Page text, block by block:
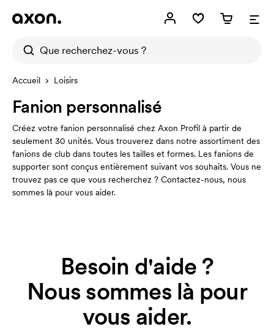
Accueil Loisirs
Fanion personnalisé
Créez votre fanion personnalisé chez Axon Profil à partir de
seulement 30 unités. Vous trouverez dans notre assortiment des
fanions de club dans toutes les tailles et formes. Les fanions de
supporter sont conçus entièrement suivant vos souhaits. Vous ne
trouvez pas ce que vous recherchez ? Contactez-nous, nous
sommes là pour vous aider.
Besoin d'aide ?
Nous sommes là pour
vous aider.